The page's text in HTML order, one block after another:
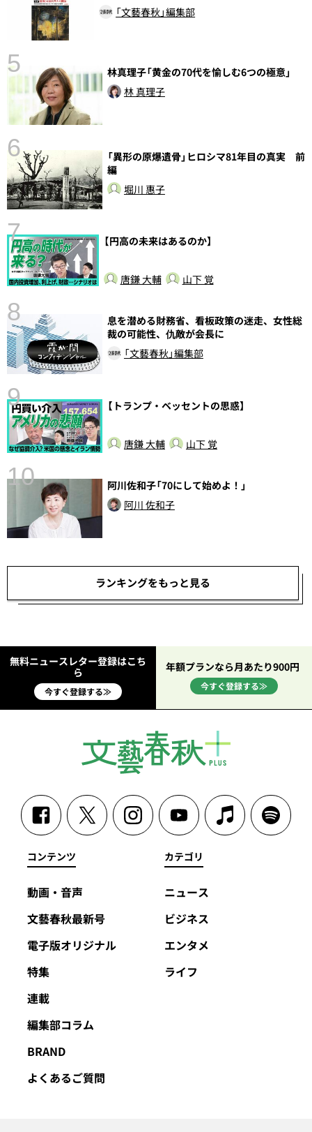
「文藝春秋」編集部
5
林真理子「黄金の70代を愉しむ6つの極意」
林 真理子
6
「異形の原爆遺骨」ヒロシマ81年目の真実 前
編
堀川 惠子
7 【円高の未来はあるのか】
唐鎌 大輔 山下 覚
8
息を潜める財務省、看板政策の迷走、女性総
裁の可能性、仇敵が会長に
「文藝春秋」編集部
9 【トランプ・ベッセントの思惑】
唐鎌 大輔 山下 覚
10
阿川佐和子「70にして始めよ！」
阿川 佐和子
ランキングをもっと見る
無料ニュースレター登録はこち
ら
今すぐ登録する≫
年額プランなら月あたり900円
今すぐ登録する≫
コンテンツ
動画・音声
文藝春秋最新号
電子版オリジナル
特集
連載
編集部コラム
BRAND
よくあるご質問
カテゴリ
ニュース
ビジネス
エンタメ
ライフ